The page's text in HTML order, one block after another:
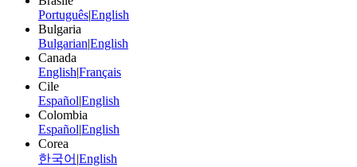
Português|English
Bulgaria
Bulgarian|English
Canada
English|Français
Cile
Español|English
Colombia
Español|English
Corea
한국어 |English